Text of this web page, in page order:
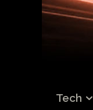
Tech